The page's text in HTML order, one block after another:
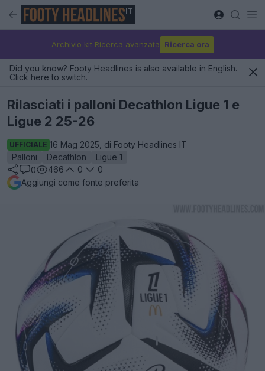
IT
Archivio kit Ricerca avanzata Ricerca ora
Did you know? Footy Headlines is also available in English.
Click here to switch.
Rilasciati i palloni Decathlon Ligue 1 e
Ligue 2 25-26
UFFICIALE 16 Mag 2025, di Footy Headlines IT
Palloni
Decathlon
Ligue 1
0
466 0
0
Aggiungi come fonte preferita